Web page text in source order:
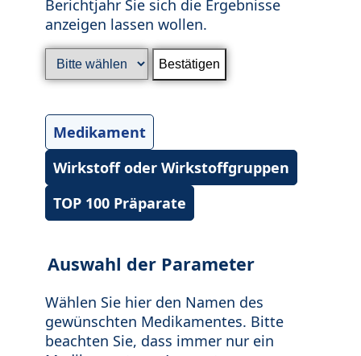
Berichtjahr Sie sich die Ergebnisse
anzeigen lassen wollen.
Medikament
Wirkstoff oder Wirkstoffgruppen
TOP 100 Präparate
Auswahl der Parameter
Wählen Sie hier den Namen des
gewünschten Medikamentes. Bitte
beachten Sie, dass immer nur ein